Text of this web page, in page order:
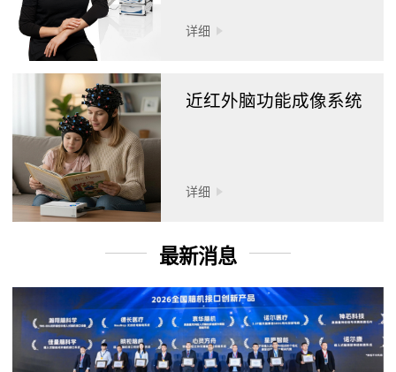
详细
近红外脑功能成像系统
详细
最新消息